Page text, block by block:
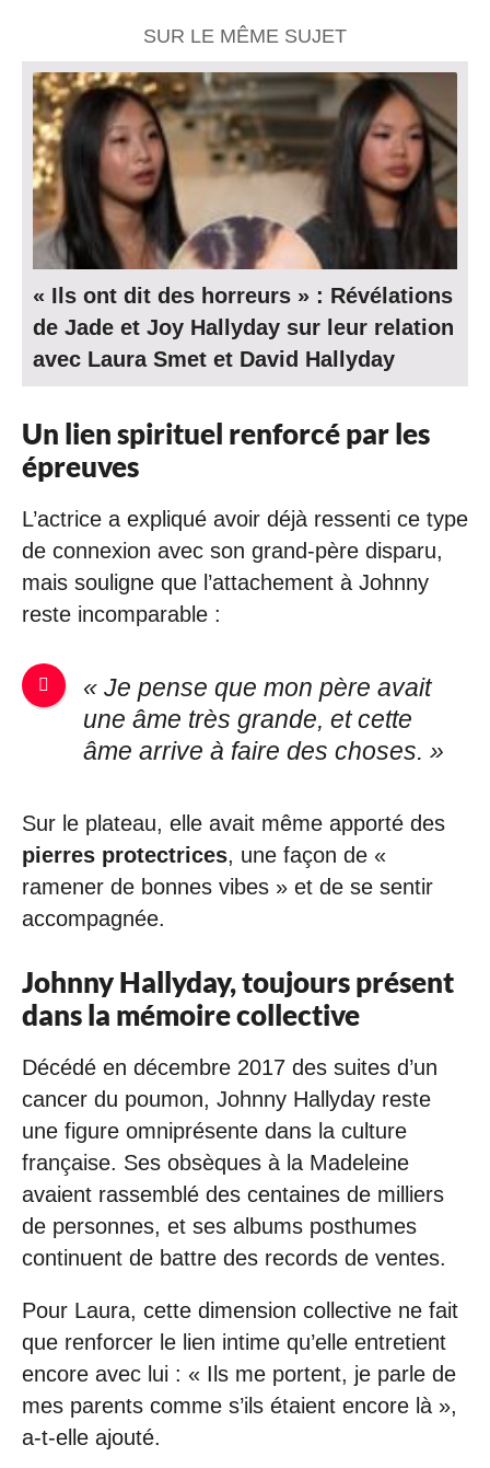
SUR LE MÊME SUJET
« Ils ont dit des horreurs » : Révélations
de Jade et Joy Hallyday sur leur relation
avec Laura Smet et David Hallyday
Un lien spirituel renforcé par les
épreuves
L’actrice a expliqué avoir déjà ressenti ce type
de connexion avec son grand-père disparu,
mais souligne que l’attachement à Johnny
reste incomparable :
« Je pense que mon père avait
une âme très grande, et cette
âme arrive à faire des choses. »
Sur le plateau, elle avait même apporté des
pierres protectrices, une façon de «
ramener de bonnes vibes » et de se sentir
accompagnée.
Johnny Hallyday, toujours présent
dans la mémoire collective
Décédé en décembre 2017 des suites d’un
cancer du poumon, Johnny Hallyday reste
une figure omniprésente dans la culture
française. Ses obsèques à la Madeleine
avaient rassemblé des centaines de milliers
de personnes, et ses albums posthumes
continuent de battre des records de ventes.
Pour Laura, cette dimension collective ne fait
que renforcer le lien intime qu’elle entretient
encore avec lui : « Ils me portent, je parle de
mes parents comme s’ils étaient encore là »,
a-t-elle ajouté.